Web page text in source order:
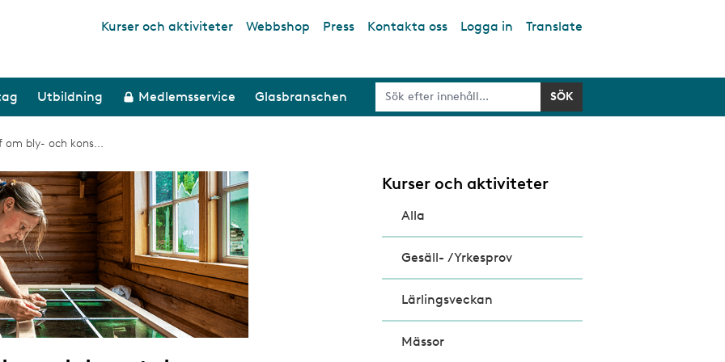
Top links
Kurser och aktiviteter Webbshop Press Kontakta oss Logga in Translate
Utbildning Medlemsservice Glasbranschen
om bly- och kons...
Kurser och aktiviteter
Alla
Gesäll- /Yrkesprov
Lärlingsveckan
Mässor